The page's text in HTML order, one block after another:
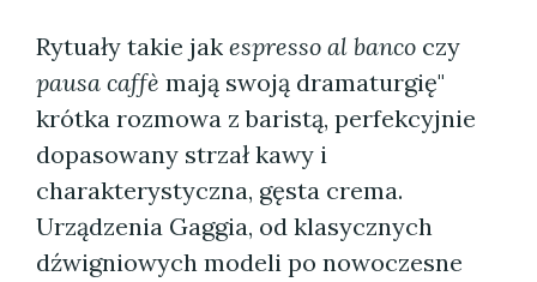
Rytuały takie jak espresso al banco czy
pausa caffè mają swoją dramaturgię"
krótka rozmowa z baristą, perfekcyjnie
dopasowany strzał kawy i
charakterystyczna, gęsta crema.
Urządzenia Gaggia, od klasycznych
dźwigniowych modeli po nowoczesne